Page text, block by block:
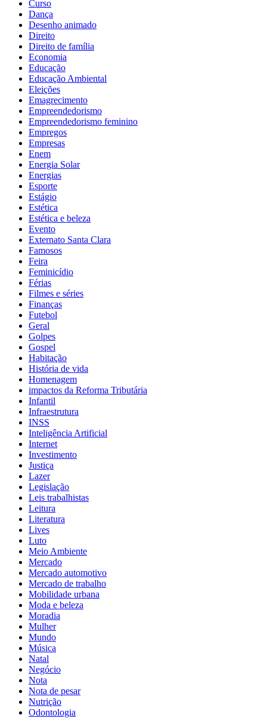
Curso
Dança
Desenho animado
Direito
Direito de família
Economia
Educação
Educação Ambiental
Eleições
Emagrecimento
Empreendedorismo
Empreendedorismo feminino
Empregos
Empresas
Enem
Energia Solar
Energias
Esporte
Estágio
Estética
Estética e beleza
Evento
Externato Santa Clara
Famosos
Feira
Feminicídio
Férias
Filmes e séries
Finanças
Futebol
Geral
Golpes
Gospel
Habitação
História de vida
Homenagem
impactos da Reforma Tributária
Infantil
Infraestrutura
INSS
Inteligência Artificial
Internet
Investimento
Justiça
Lazer
Legislação
Leis trabalhistas
Leitura
Literatura
Lives
Luto
Meio Ambiente
Mercado
Mercado automotivo
Mercado de trabalho
Mobilidade urbana
Moda e beleza
Moradia
Mulher
Mundo
Música
Natal
Negócio
Nota
Nota de pesar
Nutrição
Odontologia